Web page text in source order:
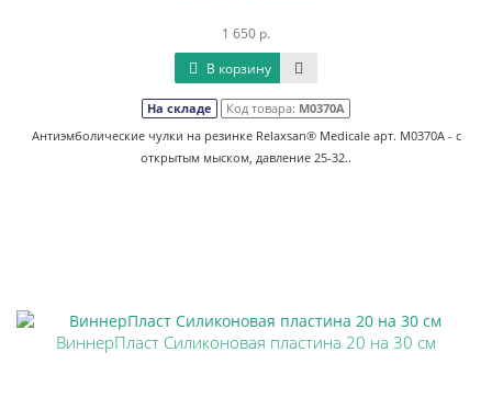
1 650 р.
В корзину
На складе Код товара: М0370А
Антиэмболические чулки на резинке Relaxsan® Medicale арт. M0370А - с
открытым мыском, давление 25-32..
ВиннерПласт Силиконовая пластина 20 на 30 см